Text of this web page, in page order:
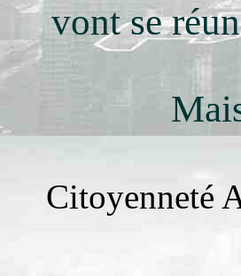
vont se
Citoyenneté